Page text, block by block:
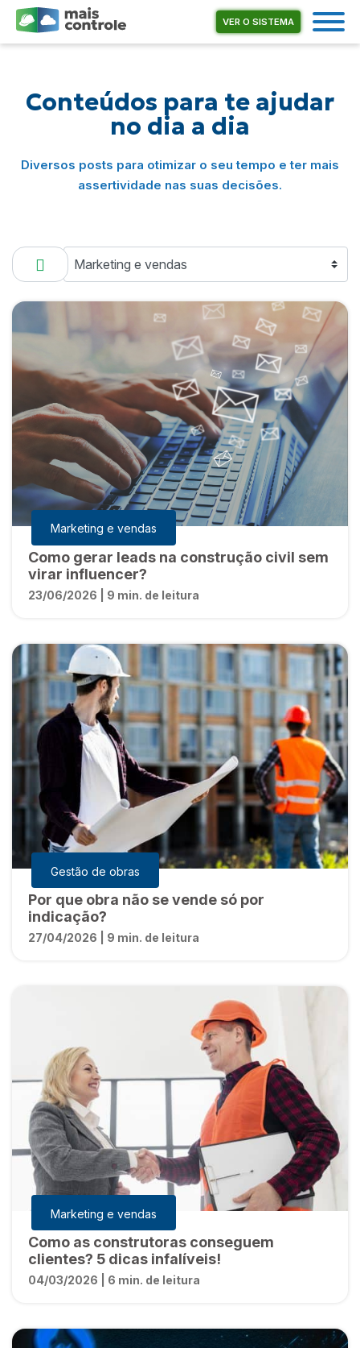
VER O SISTEMA
Conteúdos para te ajudar
no dia a dia
Diversos posts para otimizar o seu tempo e ter mais
assertividade nas suas decisões.
Marketing e vendas
Como gerar leads na construção civil sem
virar influencer?
23/06/2026 | 9 min. de leitura
Gestão de obras
Por que obra não se vende só por
indicação?
27/04/2026 | 9 min. de leitura
Marketing e vendas
Como as construtoras conseguem
clientes? 5 dicas infalíveis!
04/03/2026 | 6 min. de leitura